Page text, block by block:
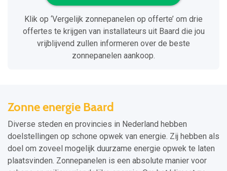
Klik op ‘Vergelijk zonnepanelen op offerte’ om drie
offertes te krijgen van installateurs uit Baard die jou
vrijblijvend zullen informeren over de beste
zonnepanelen aankoop.
Zonne energie Baard
Diverse steden en provincies in Nederland hebben
doelstellingen op schone opwek van energie. Zij hebben als
doel om zoveel mogelijk duurzame energie opwek te laten
plaatsvinden. Zonnepanelen is een absolute manier voor